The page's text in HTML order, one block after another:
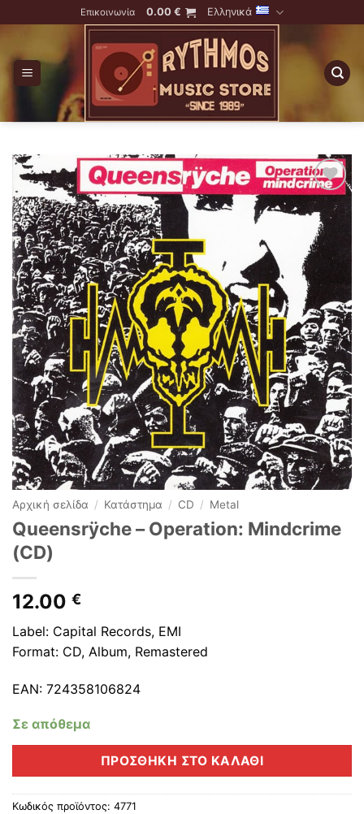
to
Επικοινωνία 0.00 € Ελληνικά
Προσθήκη
στη λίστα
επιθυμιών
Αρχική σελίδα / Κατάστημα / CD / Metal
Queensrÿche ‎– Operation: Mindcrime
(CD)
12.00 €
Label: Capital Records, EMI
Format: CD, Album, Remastered
EAN: 724358106824
Σε απόθεμα
ΠΡΟΣΘΉΚΗ ΣΤΟ ΚΑΛΆΘΙ
Κωδικός προϊόντος: 4771